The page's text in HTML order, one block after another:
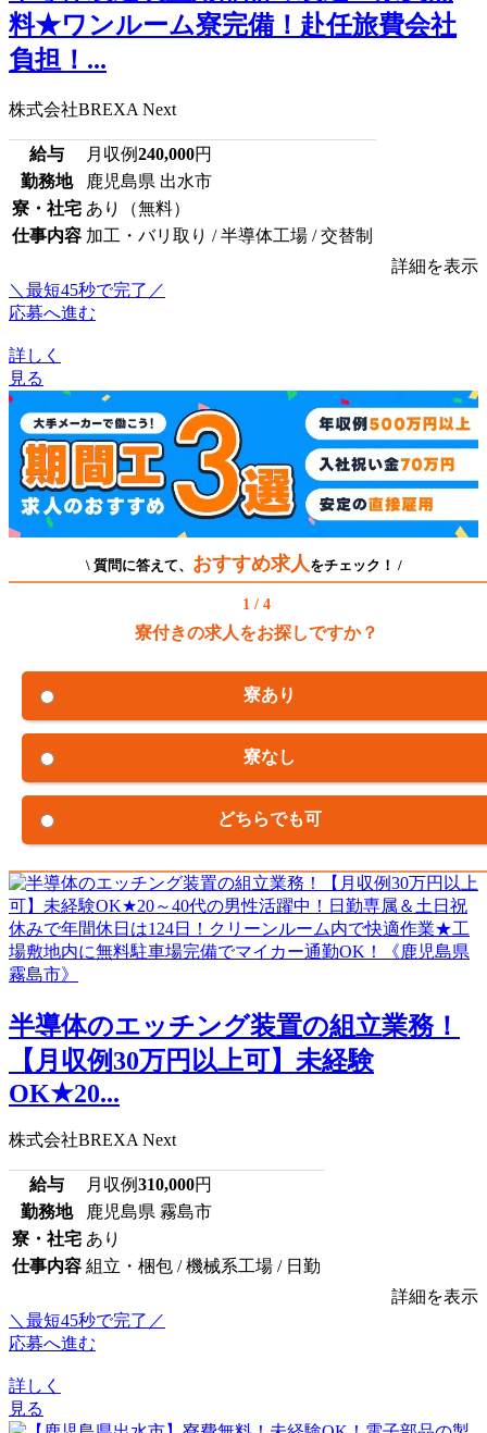
料★ワンルーム寮完備！赴任旅費会社
負担！...
株式会社BREXA Next
給与 月収例240,000円
勤務地
鹿児島県 出水市
寮・社宅 あり（無料）
仕事内容 加工・バリ取り / 半導体工場 / 交替制
詳細を表示
＼最短45秒で完了／
応募へ進む
詳しく
見る
\ 質問に答えて、 おすすめ求人 をチェック！ /
1 / 4
寮付きの求人をお探しですか？
寮あり
寮なし
どちらでも可
半導体のエッチング装置の組立業務！
【月収例30万円以上可】未経験
OK★20...
株式会社BREXA Next
給与 月収例310,000円
勤務地
鹿児島県 霧島市
寮・社宅 あり
仕事内容 組立・梱包 / 機械系工場 / 日勤
詳細を表示
＼最短45秒で完了／
応募へ進む
詳しく
見る